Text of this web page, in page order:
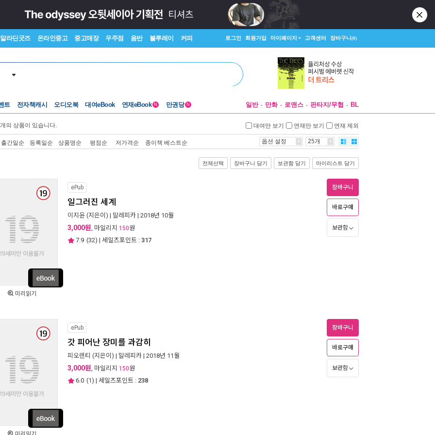
알라딘굿즈 온라인중고 중고매장 우주점 음반 블루레이 커피 로그인 회원가입 마이페이지 고객센터 장바구니(0)
트 전자책캐시 오디오북 대여eBook 연재eBook N 만권당 N 일반 만화 로맨스 판타지/무협 BL
개의 상품이 있습니다. 대여만 보기 연재만 보기 연재 제외
출간일순 등록일순 상품명순 평점순 저가격순 종이책 베스트순 옵션 설정 25개
전체선택 장바구니 담기 보관함 담기 마이리스트 담기
미리읽기
ePub
일그러진 세계
이지윤 (지은이) | 말레피카 | 2018년 10월
3,000원, 마일리지 150원
7.9 (32) | 세일즈포인트 : 317
장바구니
바로구매
보관함
ePub
갓 피어난 장미를 과감히
피오렌티 (지은이) | 말레피카 | 2018년 11월
3,000원, 마일리지 150원
6.0 (1) | 세일즈포인트 : 238
장바구니
바로구매
보관함